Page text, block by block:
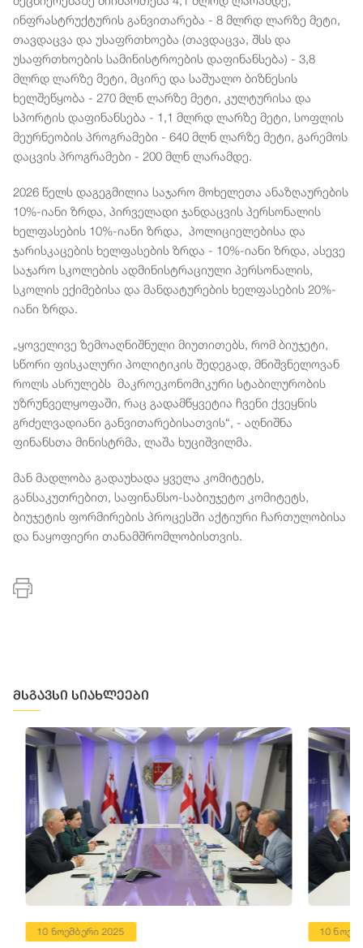
ინფრასტრუქტურის განვითარება - 8 მლრდ ლარზე მეტი,
თავდაცვა და უსაფრთხოება (თავდაცვა, შსს და
უსაფრთხოების სამინისტროების დაფინანსება) - 3,8
მლრდ ლარზე მეტი, მცირე და საშუალო ბიზნესის
ხელშეწყობა - 270 მლნ ლარზე მეტი, კულტურისა და
სპორტის დაფინანსება - 1,1 მლრდ ლარზე მეტი, სოფლის
მეურნეობის პროგრამები - 640 მლნ ლარზე მეტი, გარემოს
დაცვის პროგრამები - 200 მლნ ლარამდე.
2026 წელს დაგეგმილია საჯარო მოხელეთა ანაზღაურების
10%-იანი ზრდა, პირველადი ჯანდაცვის პერსონალის
ხელფასების 10%-იანი ზრდა, პოლიციელებისა და
ჯარისკაცების ხელფასების ზრდა - 10%-იანი ზრდა, ასევე
საჯარო სკოლების ადმინისტრაციული პერსონალის,
სკოლის ექიმებისა და მანდატურების ხელფასების 20%-
იანი ზრდა.
„ყოველივე ზემოაღნიშნული მიუთითებს, რომ ბიუჯეტი,
სწორი ფისკალური პოლიტიკის შედეგად, მნიშვნელოვან
როლს ასრულებს მაკროეკონომიკური სტაბილურობის
უზრუნველყოფაში, რაც გადამწყვეტია ჩვენი ქვეყნის
გრძელვადიანი განვითარებისათვის“, - აღნიშნა
ფინანსთა მინისტრმა, ლაშა ხუციშვილმა.
მან მადლობა გადაუხადა ყველა კომიტეტს,
განსაკუთრებით, საფინანსო-საბიუჯეტო კომიტეტს,
ბიუჯეტის ფორმირების პროცესში აქტიური ჩართულობისა
და ნაყოფიერი თანამშრომლობისთვის.
მსგავსი სიახლეები
10 ნოემბერი 2025 10